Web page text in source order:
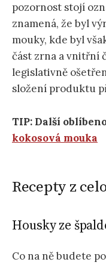
pozornost stojí
znamená, že byl
mouky, kde byl
část zrna a vnitřní
legislativně
složení produktu
TIP: Další
kokosová mouka
Recepty z
Housky ze
Co na ně budete